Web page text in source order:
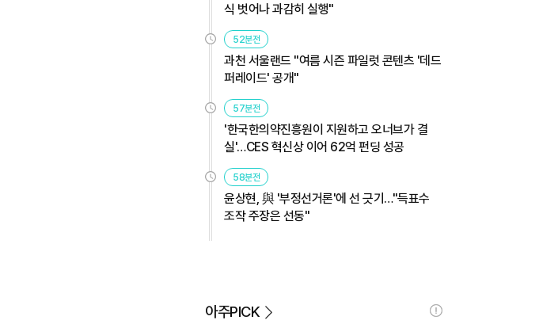
식 벗어나 과감히 실행"
52분전
과천 서울랜드 "여름 시즌 파일럿 콘텐츠 '데드
퍼레이드' 공개"
57분전
'한국한의약진흥원이 지원하고 오너브가 결
실'…CES 혁신상 이어 62억 펀딩 성공
58분전
윤상현, 與 '부정선거론'에 선 긋기…"득표수
조작 주장은 선동"
아주PICK